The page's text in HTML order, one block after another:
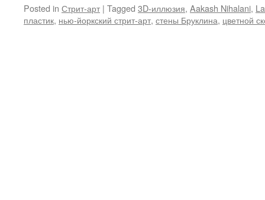
Posted in Стрит-арт | Tagged 3D-иллюзия, Aakash Nihalani,
пластик, нью-йоркский стрит-арт, стены Бруклина, цветной